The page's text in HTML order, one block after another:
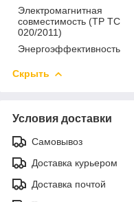
Электромагнитная
совместимость (ТР ТС
020/2011)
Энергоэффективность
Скрыть
Условия доставки
Самовывоз
Доставка курьером
Доставка почтой